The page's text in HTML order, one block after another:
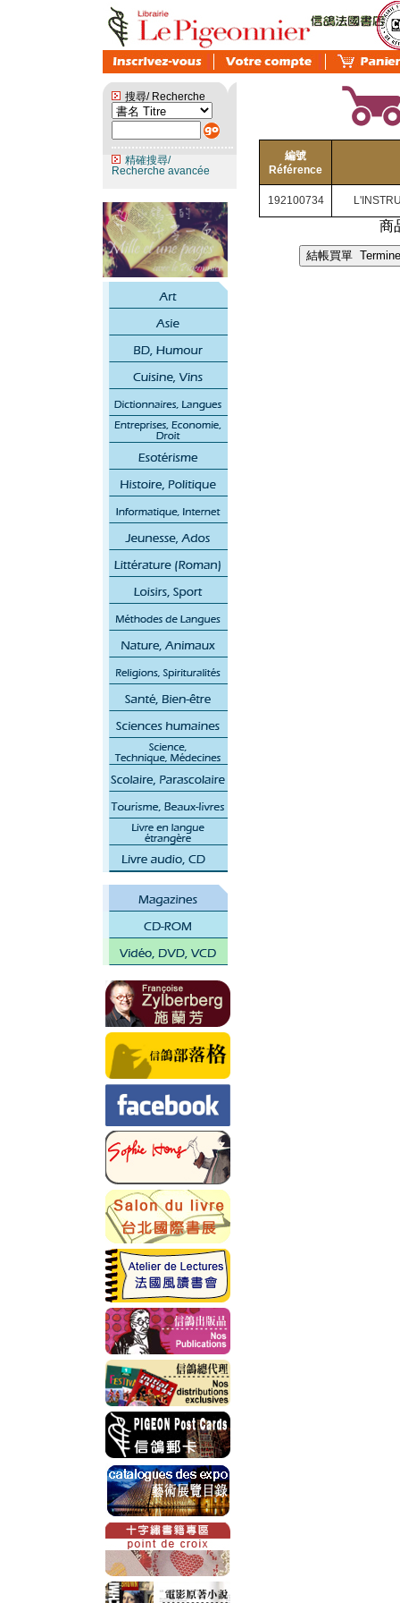
搜尋/ Recherche
精確搜尋/
Recherche avancée
編號
Référence
192100734
商